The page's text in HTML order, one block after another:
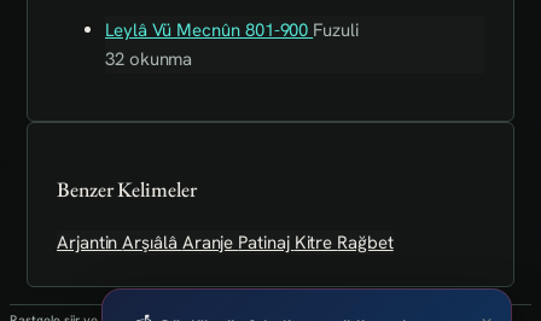
Leylâ Vü Mecnûn 801-900 Fuzuli
32 okunma
Benzer Kelimeler
ArjantinArşıâlâ Aranje Patinaj Kitre Rağbet